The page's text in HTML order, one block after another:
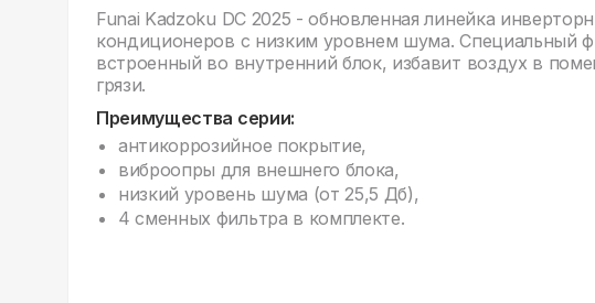
Funai Kadzoku DC 2025 - обновленная линейка
кондиционеров с низким уровнем шума. Специальный
встроенный во внутренний блок, избавит воздух в
грязи.
Преимущества серии:
антикоррозийное покрытие,
виброопры для внешнего блока,
низкий уровень шума (от 25,5 Дб),
4 сменных фильтра в комплекте.